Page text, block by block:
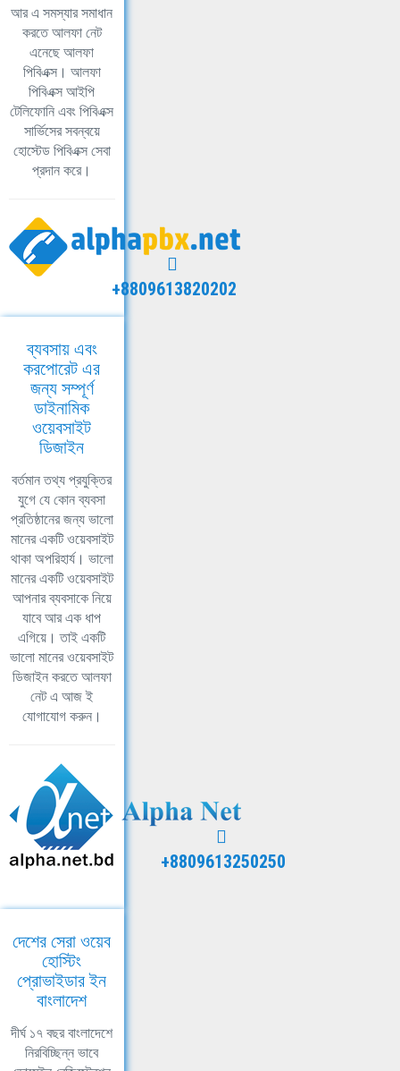
আর এ সমস্যার সমাধান
করতে আলফা নেট
এনেছে আলফা
পিবিএক্স। আলফা
পিবিএক্স আইপি
টেলিফোনি এবং পিবিএক্স
সার্ভিসের সবন্বয়ে
হোস্টেড পিবিএক্স সেবা
প্রদান করে।
+8809613820202
ব্যবসায় এবং
করপোরেট এর
জন্য সম্পূর্ণ
ডাইনামিক
ওয়েবসাইট
ডিজাইন
বর্তমান তথ্য প্রযুক্তির
যুগে যে কোন ব্যবসা
প্রতিষ্ঠানের জন্য ভালো
মানের একটি ওয়েবসাইট
থাকা অপরিহার্য। ভালো
মানের একটি ওয়েবসাইট
আপনার ব্যবসাকে নিয়ে
যাবে আর এক ধাপ
এগিয়ে। তাই একটি
ভালো মানের ওয়েবসাইট
ডিজাইন করতে আলফা
নেট এ আজ ই
যোগাযোগ করুন।
+8809613250250
দেশের সেরা ওয়েব
হোস্টিং
প্রোভাইডার ইন
বাংলাদেশ
দীর্ঘ ১৭ বছর বাংলাদেশে
নিরবিচ্ছিন্ন ভাবে